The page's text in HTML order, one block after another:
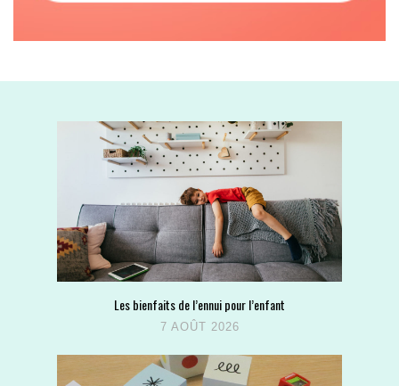
Les bienfaits de l’ennui pour l’enfant
7 AOÛT 2026